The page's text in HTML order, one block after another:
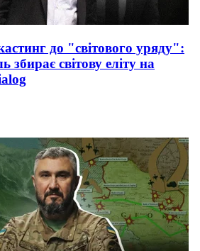
до "світового уряду":
збирає світову еліту на